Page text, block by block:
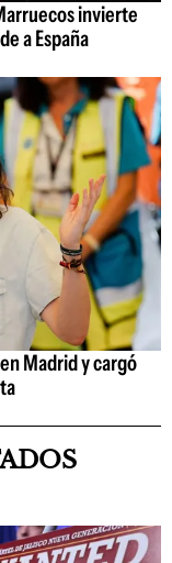
invierte
a España
Madrid y cargó